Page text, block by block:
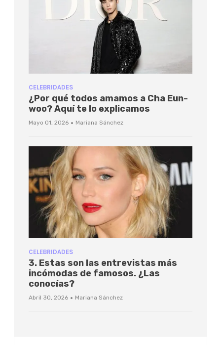
CELEBRIDADES
¿Por qué todos amamos a Cha Eun-
woo? Aquí te lo explicamos
Mayo 01, 2026 · Mariana Sánchez
CELEBRIDADES
3. Estas son las entrevistas más
incómodas de famosos. ¿Las
conocías?
Abril 30, 2026 · Mariana Sánchez